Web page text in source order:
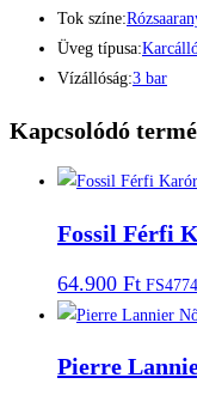
Tok színe:
Üveg típusa:
Vízállóság:3 bar
Kapcsolódó
Fossil Férfi
64.900 Ft FS4774
Pierre